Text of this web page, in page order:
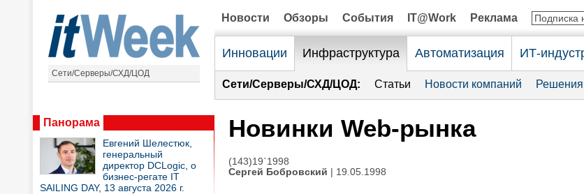
Сети/Серверы/СХД/ЦОД
Новости Обзоры События IT@Work Реклама
Инновации Инфраструктура Автоматизация ИТ-
Сети/Серверы/СХД/ЦОД: Статьи Новости компаний Решения
Панорама
Евгений Шелестюк,
генеральный
директор DCLogic, о
бизнес-регате IT
SAILING DAY, 13 августа 2026 г.
Новинки Web-рынка
(143)19`1998
Сергей Бобровский | 19.05.1998